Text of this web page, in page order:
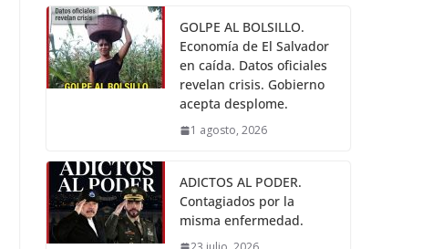
GOLPE AL BOLSILLO.
Economía de El Salvador
en caída. Datos oficiales
revelan crisis. Gobierno
acepta desplome.
1 agosto, 2026
ADICTOS AL PODER.
Contagiados por la
misma enfermedad.